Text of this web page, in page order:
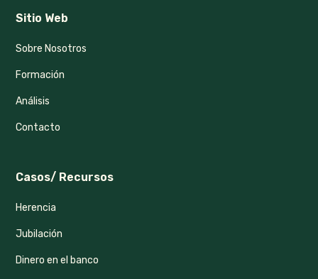
Sitio Web
Sobre Nosotros
Formación
Análisis
Contacto
Casos/ Recursos
Herencia
Jubilación
Dinero en el banco